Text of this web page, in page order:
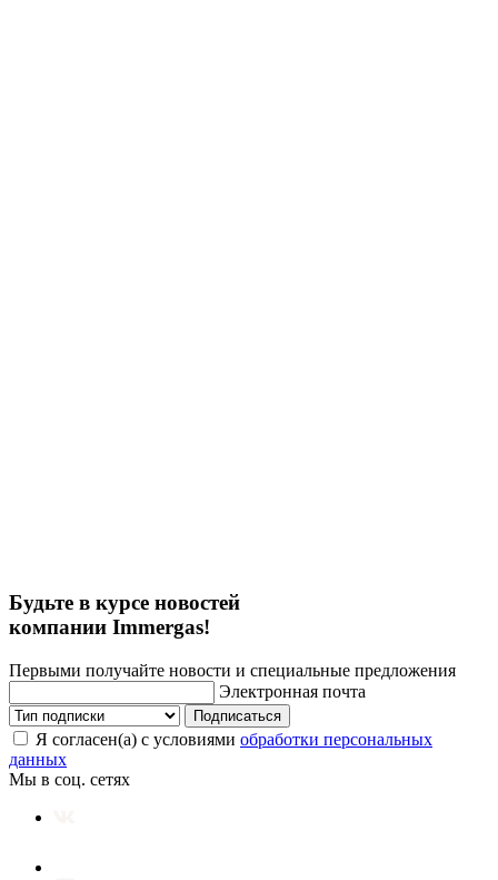
Будьте в курсе новостей
компании Immergas!
Первыми получайте новости и специальные предложения
Электронная почта
Подписаться
Я согласен(а) с условиями обработки персональных
данных
Мы в соц. сетях